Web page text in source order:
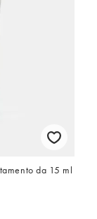
da 15 ml